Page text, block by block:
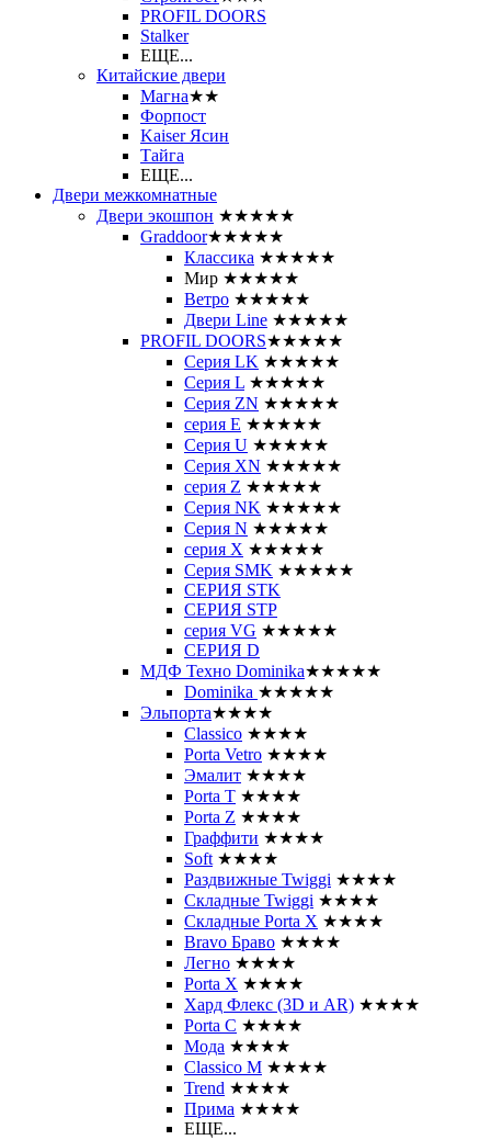
PROFIL DOORS
Stalker
ЕЩЕ...
Китайские двери
Магна★★
Форпост
Kaiser Ясин
Тайга
ЕЩЕ...
Двери межкомнатные
Двери экошпон ★★★★★
Graddoor★★★★★
Классика ★★★★★
Мир ★★★★★
Ветро ★★★★★
Двери Line ★★★★★
PROFIL DOORS★★★★★
Серия LK ★★★★★
Серия L ★★★★★
Серия ZN ★★★★★
серия E ★★★★★
Серия U ★★★★★
Серия XN ★★★★★
серия Z ★★★★★
Серия NK ★★★★★
Серия N ★★★★★
серия X ★★★★★
Серия SMK ★★★★★
СЕРИЯ STK
СЕРИЯ STP
серия VG ★★★★★
СЕРИЯ D
МДФ Техно Dominika★★★★★
Dominika ★★★★★
Эльпорта★★★★
Classico ★★★★
Porta Vetro ★★★★
Эмалит ★★★★
Porta T ★★★★
Porta Z ★★★★
Граффити ★★★★
Soft ★★★★
Раздвижные Twiggi ★★★★
Складные Twiggi ★★★★
Складные Porta X ★★★★
Bravo Браво ★★★★
Легно ★★★★
Porta X ★★★★
Хард Флекс (3D и AR) ★★★★
Porta C ★★★★
Мода ★★★★
Classico M ★★★★
Trend ★★★★
Прима ★★★★
ЕЩЕ...